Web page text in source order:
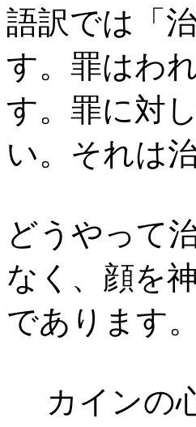
語訳では「
す。罪はわ
す。罪に対
い。それは
どうやって
なく、顔を
であります。
カインの